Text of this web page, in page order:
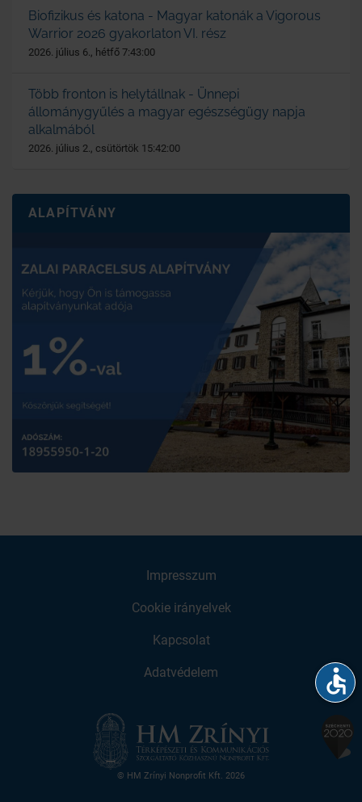
Biofizikus és katona - Magyar katonák a Vigorous
Warrior 2026 gyakorlaton VI. rész
2026. július 6., hétfő 7:43:00
Több fronton is helytállnak - Ünnepi
állománygyűlés a magyar egészségügy napja
alkalmából
2026. július 2., csütörtök 15:42:00
ALAPÍTVÁNY
Impresszum
Cookie irányelvek
Kapcsolat
Adatvédelem
© HM Zrínyi Nonprofit Kft. 2026
accessible